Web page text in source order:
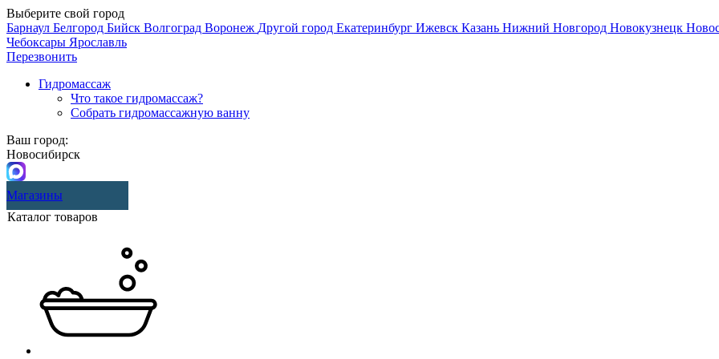
Выберите свой город
Барнаул Белгород Бийск Волгоград Воронеж Другой город Екатеринбург Ижевск Казань Нижний Новгород Новокузнецк
Чебоксары Ярославль
Перезвонить
Гидромассаж
Что такое гидромассаж?
Собрать гидромассажную ванну
Ваш город:
Новосибирск
Магазины
Каталог товаров